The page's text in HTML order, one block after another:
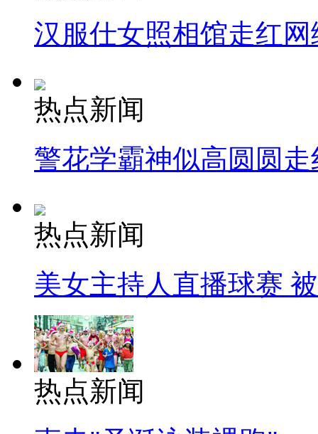
汉服仕女照相馆走红网
热点新闻
警花学霸神似高圆圆走
热点新闻
美女主持人直播球赛
热点新闻